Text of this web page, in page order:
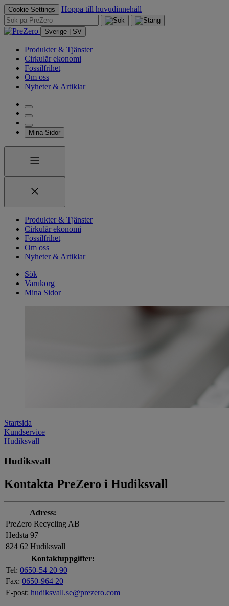
Cookie Settings Hoppa till huvudinnehåll
Sverige | SV
Produkter & Tjänster
Cirkulär ekonomi
Fossilfrihet
Om oss
Nyheter & Artiklar
Mina Sidor
Produkter & Tjänster
Cirkulär ekonomi
Fossilfrihet
Om oss
Nyheter & Artiklar
Sök
Varukorg
Mina Sidor
Startsida
Kundservice
Hudiksvall
Hudiksvall
Kontakta PreZero i Hudiksvall
Adress:
PreZero Recycling AB
Hedsta 97
824 62 Hudiksvall
Kontaktuppgifter:
Tel: 0650-54 20 90
Fax: 0650-964 20
E-post: hudiksvall.se@prezero.com